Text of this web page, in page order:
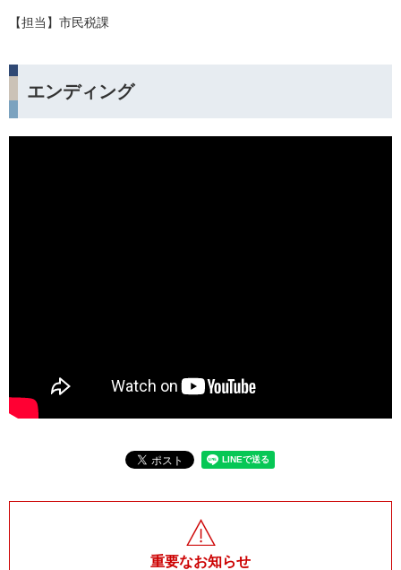
【担当】市民税課
エンディング
重要なお知らせ